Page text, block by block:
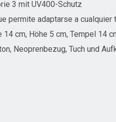
3 mit UV400-Schutz
permite adaptarse a
cm, Höhe 5 cm, Tempel 14
Neoprenbezug, Tuch und